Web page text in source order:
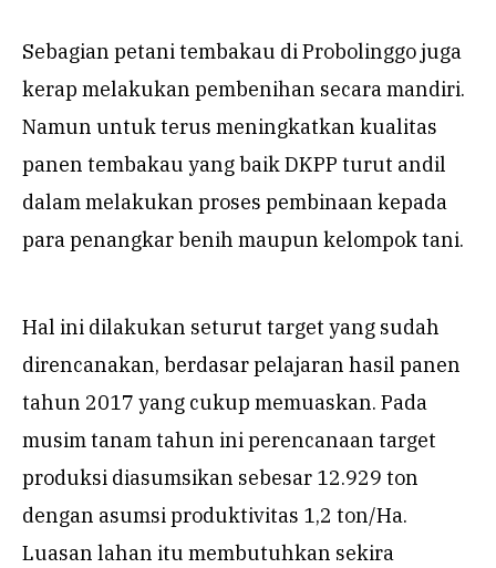
Sebagian petani tembakau di Probolinggo juga
kerap melakukan pembenihan secara mandiri.
Namun untuk terus meningkatkan kualitas
panen tembakau yang baik DKPP turut andil
dalam melakukan proses pembinaan kepada
para penangkar benih maupun kelompok tani.
Hal ini dilakukan seturut target yang sudah
direncanakan, berdasar pelajaran hasil panen
tahun 2017 yang cukup memuaskan. Pada
musim tanam tahun ini perencanaan target
produksi diasumsikan sebesar 12.929 ton
dengan asumsi produktivitas 1,2 ton/Ha.
Luasan lahan itu membutuhkan sekira